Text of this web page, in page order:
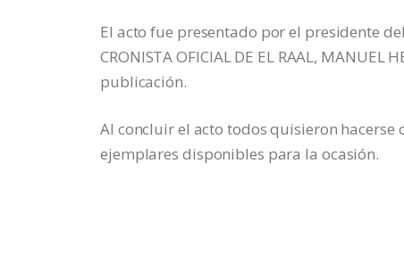
El acto fue presentado por el presidente
CRONISTA OFICIAL DE EL RAAL, MANUEL
publicación.
Al concluir el acto todos quisieron
ejemplares disponibles para la ocasión.